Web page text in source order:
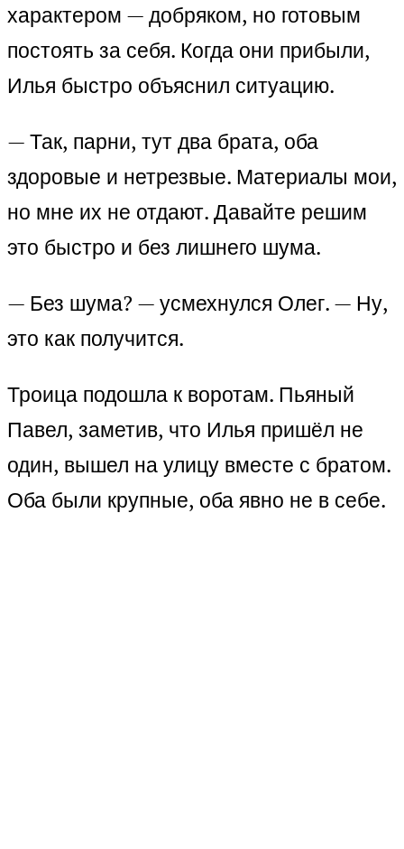
характером — добряком, но готовым
постоять за себя. Когда они прибыли,
Илья быстро объяснил ситуацию.
— Так, парни, тут два брата, оба
здоровые и нетрезвые. Материалы мои,
но мне их не отдают. Давайте решим
это быстро и без лишнего шума.
— Без шума? — усмехнулся Олег. — Ну,
это как получится.
Троица подошла к воротам. Пьяный
Павел, заметив, что Илья пришёл не
один, вышел на улицу вместе с братом.
Оба были крупные, оба явно не в себе.